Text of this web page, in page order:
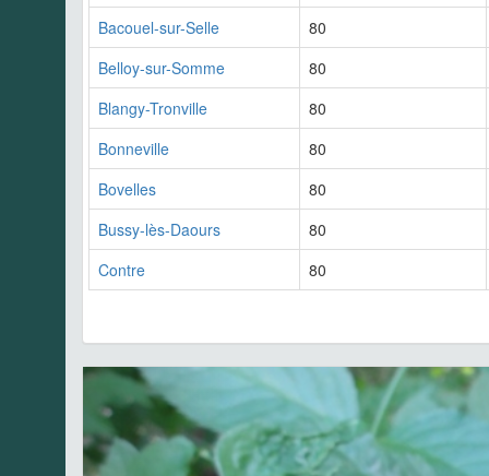
Bacouel-sur-Selle
80
Belloy-sur-Somme
80
Blangy-Tronville
80
Bonneville
80
Bovelles
80
Bussy-lès-Daours
80
Contre
80